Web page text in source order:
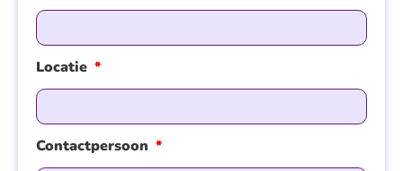
Locatie
Contactpersoon